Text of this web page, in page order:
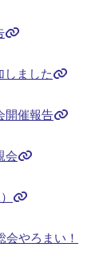
しました
開催報告
会
やろまい！